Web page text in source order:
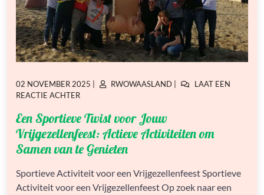
GEPLAATST
OP
02 NOVEMBER 2025
GEPLAATST
RWOWAASLAND
LAAT EEN
REACTIE ACHTEROP
SPORTIEVE
TWIST
VOOR
JOUW
ACTIEVE
ACTIVITEITEN
Een Sportieve Twist voor Jouw
Vrijgezellenfeest: Actieve Activiteiten om
Samen van te Genieten
Sportieve Activiteit voor een Vrijgezellenfeest Sportieve
Activiteit voor een Vrijgezellenfeest Op zoek naar een